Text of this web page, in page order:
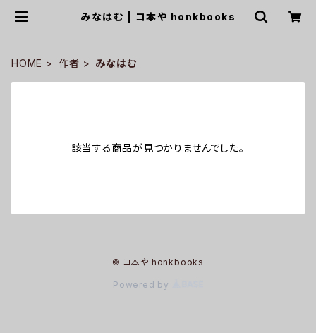
みなはむ | コ本や honkbooks
HOME 作者 みなはむ
該当する商品が見つかりませんでした。
© コ本や honkbooks
Powered by